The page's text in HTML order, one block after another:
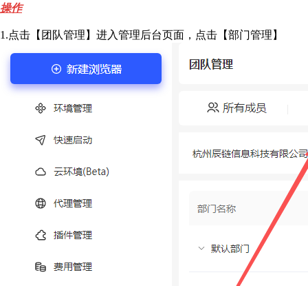
操作
1.点击【团队管理】进入管理后台页面，点击【部门管理】